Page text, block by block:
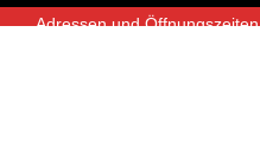
Adressen und Öffnungszeiten